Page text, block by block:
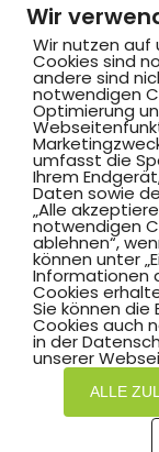
©2025
Mit
Wir
Wir nutzen auf
Cookies sind
andere sind
notwendigen
Optimierung
umfasst die
Ihrem
Daten sowie
„Alle
notwendigen
ablehnen“,
können unter
Informationen
Cookies
Sie können
Cookies auch
in der
unserer
ALLE